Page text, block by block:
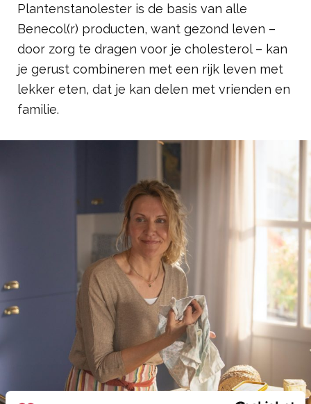
Plantenstanolester is de basis van alle
Benecol(r) producten, want gezond leven –
door zorg te dragen voor je cholesterol – kan
je gerust combineren met een rijk leven met
lekker eten, dat je kan delen met vrienden en
familie.